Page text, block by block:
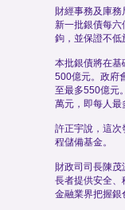
財經事務及庫務
新一批銀債每六
鉤，並保證不低
本批銀債將在基
500億元。政府
至最多550億元
萬元，即每人
許正宇說，這次
程儲備基金。
財政司司長陳茂
長者提供安全、
金融業界把握銀